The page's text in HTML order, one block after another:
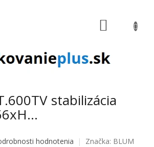
stabilizácia
produktu je 0,0 z 5 hviezdičiek.
hodnotenia Značka: BLUM